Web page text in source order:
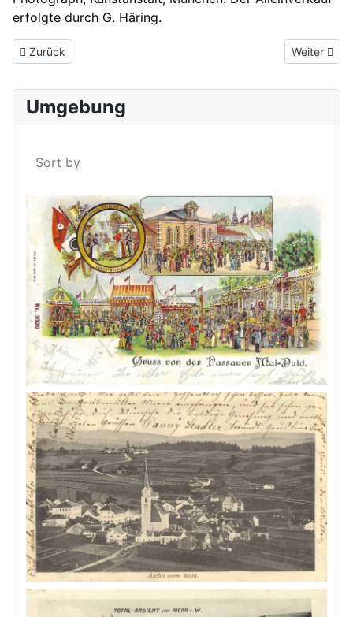
erfolgte durch G. Häring.
Vorheriger Beitrag: Grafenau um 1911
Zurück Nächster
Weiter
Umgebung
Sort by